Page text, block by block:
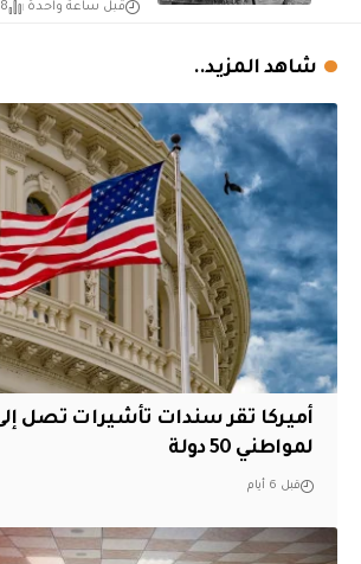
قبل ساعة واحدة 8 مشاهدات
شاهد المزيد..
لمواطني 50 دولة
قبل 6 أيام